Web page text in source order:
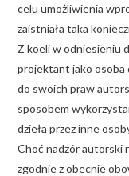
celu umożliwienia
zaistniała taka
Z koeli w odniesieniu
projektant jako osoba
do swoich praw
sposobem
dzieła przez inne
Choć nadzór autorski
zgodnie z obecnie